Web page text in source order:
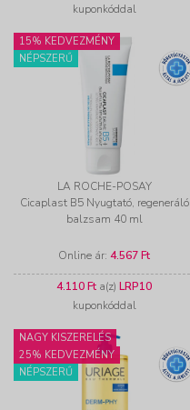
kuponkóddal
15% KEDVEZMÉNY
NÉPSZERŰ
LA ROCHE-POSAY
Cicaplast B5 Nyugtató, regeneráló
balzsam 40 ml
Online ár: 4.567 Ft
4.110 Ft a(z) LRP10
kuponkóddal
NAGY KISZERELÉS
25% KEDVEZMÉNY
NÉPSZERŰ